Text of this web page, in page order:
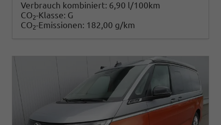
Verbrauch kombiniert: 6,90 l/100km
CO2-Klasse: G
CO2-Emissionen: 182,00 g/km